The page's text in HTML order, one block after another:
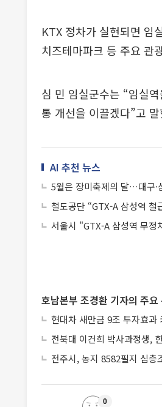
KTX 정차가 실현되면 임
치즈테마파크 등 주요 관
심 민 임실군수는 “임실
통 개선을 이끌겠다”고
AI 추천 뉴스
5월은 장미축제의 달…대구·
철도공단 “GTX-A 삼성역
서울시 "GTX-A 삼성역 무정
호남본부 조경환 기자의 주요
현대차 새만금 9조 투자효과
전북대 이건희 박사과정생,
전주시, 농지 8582필지 심
0